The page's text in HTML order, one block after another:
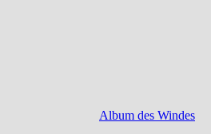
Album des Windes